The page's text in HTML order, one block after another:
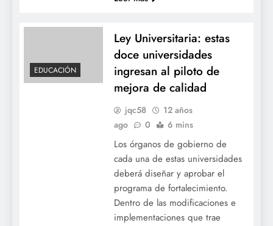
EDUCACIÓN
Ley Universitaria: estas
doce universidades
ingresan al piloto de
mejora de calidad
jqc58
12 años
ago
0 6 mins
Los órganos de gobierno de
cada una de estas universidades
deberá diseñar y aprobar el
programa de fortalecimiento.
Dentro de las modificaciones e
implementaciones que trae